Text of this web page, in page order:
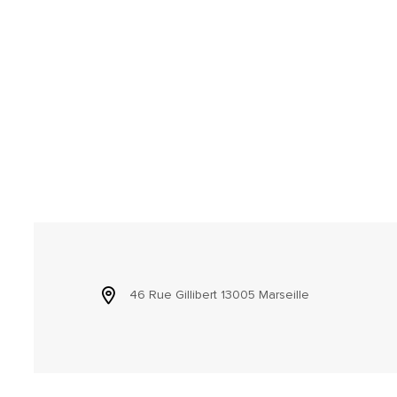
46 Rue Gillibert 13005 Marseille